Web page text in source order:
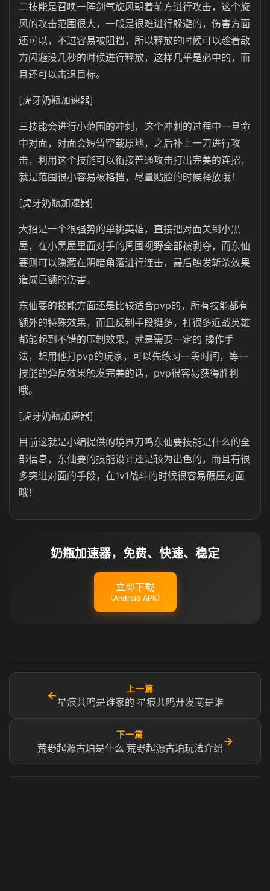
二技能是召唤一阵剑气旋风朝着前方进行攻击，这个旋
风的攻击范围很大，一般是很难进行躲避的，伤害方面
还可以，不过容易被阻挡，所以释放的时候可以趁着敌
方闪避没几秒的时候进行释放，这样几乎是必中的，而
且还可以击退目标。
[虎牙奶瓶加速器]
三技能会进行小范围的冲刺，这个冲刺的过程中一旦命
中对面，对面会短暂空载原地，之后补上一刀进行攻
击，利用这个技能可以衔接普通攻击打出完美的连招，
就是范围很小容易被格挡，尽量贴脸的时候释放哦！
[虎牙奶瓶加速器]
大招是一个很强势的单挑英雄，直接把对面关到小黑
屋，在小黑屋里面对手的周围视野全部被剥夺，而东仙
要则可以隐藏在阴暗角落进行连击，最后触发斩杀效果
造成巨额的伤害。
东仙要的技能方面还是比较适合pvp的，所有技能都有
额外的特殊效果，而且反制手段挺多，打很多近战英雄
都能起到不错的压制效果，就是需要一定的 操作手
法，想用他打pvp的玩家，可以先练习一段时间，等一
技能的弹反效果触发完美的话，pvp很容易获得胜利
哦。
[虎牙奶瓶加速器]
目前这就是小编提供的境界刀鸣东仙要技能是什么的全
部信息，东仙要的技能设计还是较为出色的，而且有很
多突进对面的手段，在1v1战斗的时候很容易碾压对面
哦！
奶瓶加速器，免费、快速、稳定
立即下载
（Android APK）
←
上一篇
星痕共鸣是谁家的 星痕共鸣开发商是谁
下一篇
荒野起源古珀是什么 荒野起源古珀玩法介绍
→